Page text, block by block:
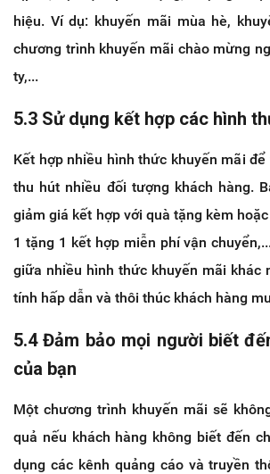
hiệu. Ví dụ: khuyến mãi mùa hè,
chương trình khuyến mãi chào mừng
ty,...
5.3 Sử dụng kết hợp các hình
Kết hợp nhiều hình thức khuyến mãi
thu hút nhiều đối tượng khách hàng.
giảm giá kết hợp với quà tặng kèm
1 tặng 1 kết hợp miễn phí vận
giữa nhiều hình thức khuyến mãi khác
tính hấp dẫn và thôi thúc khách hàng
5.4 Đảm bảo mọi người biết
của bạn
Một chương trình khuyến mãi sẽ
quả nếu khách hàng không biết đến
dụng các kênh quảng cáo và truyền